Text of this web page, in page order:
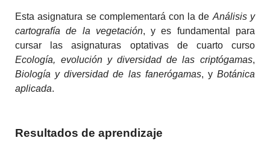
Esta asignatura se complementará con la de Análisis y
cartografía de la vegetación, y es fundamental para
cursar las asignaturas optativas de cuarto curso
Ecología, evolución y diversidad de las criptógamas,
Biología y diversidad de las fanerógamas, y Botánica
aplicada.
Resultados de aprendizaje